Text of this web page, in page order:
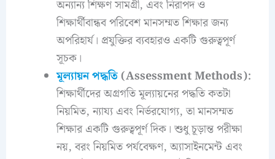
অন্যান্য শিক্ষণ সামগ্রী, এবং নিরাপদ ও
শিক্ষার্থীবান্ধব পরিবেশ মানসম্মত শিক্ষার জন্য
অপরিহার্য। প্রযুক্তির ব্যবহারও একটি গুরুত্বপূর্ণ
সূচক।
মূল্যায়ন পদ্ধতি(Assessment Methods):
শিক্ষার্থীদের অগ্রগতি মূল্যায়নের পদ্ধতি কতটা
নিয়মিত, ন্যায্য এবং নির্ভরযোগ্য, তা মানসম্মত
শিক্ষার একটি গুরুত্বপূর্ণ দিক। শুধু চূড়ান্ত পরীক্ষা
নয়, বরং নিয়মিত পর্যবেক্ষণ, অ্যাসাইনমেন্ট এবং